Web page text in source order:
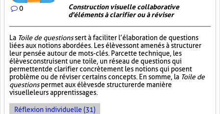
0
Construction visuelle collaborative
d'éléments à clarifier ou à réviser
La Toile de questionssert à faciliter l’élaboration de questions
liées aux notions abordées. Les élèves sont amenés à structurer
leur pensée autour de mots-clés. Par cette technique, les
élèves construisent une toile, un réseau de questions qui
permettent de clarifier concrètement les notions qui posent
problème ou de réviser certains concepts. En somme, la Toile de
questionspermet aux élèves de structurer de manière
visuelle leurs apprentissages.
Réflexion individuelle (31)